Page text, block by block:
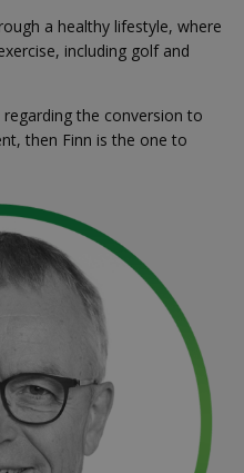
a healthy lifestyle, where
including golf and
the conversion to
then Finn is the one to